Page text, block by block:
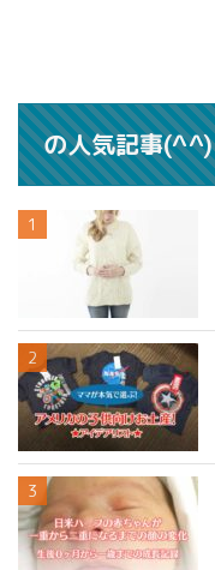
の人気記事(^^)